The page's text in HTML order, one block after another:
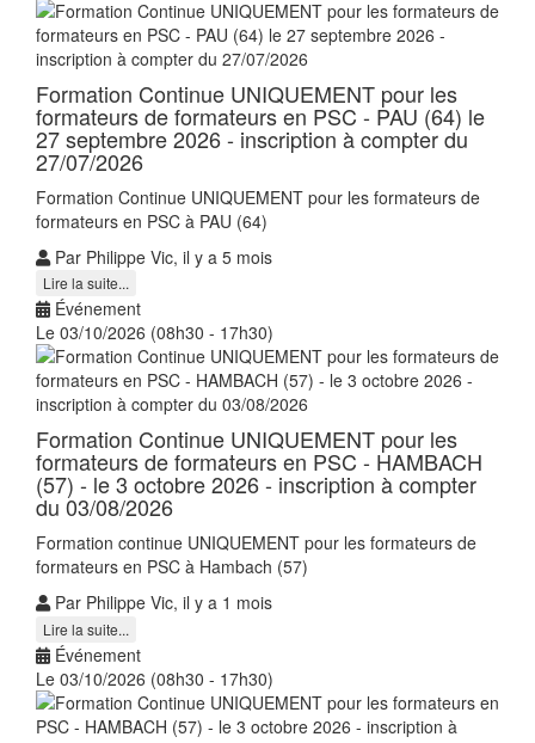
Formation Continue UNIQUEMENT pour les
formateurs de formateurs en PSC - PAU (64) le
27 septembre 2026 - inscription à compter du
27/07/2026
Formation Continue UNIQUEMENT pour les formateurs de
formateurs en PSC à PAU (64)
Par Philippe Vic, il y a 5 mois
Lire la suite...
Événement
Le 03/10/2026 (08h30 - 17h30)
Formation Continue UNIQUEMENT pour les
formateurs de formateurs en PSC - HAMBACH
(57) - le 3 octobre 2026 - inscription à compter
du 03/08/2026
Formation continue UNIQUEMENT pour les formateurs de
formateurs en PSC à Hambach (57)
Par Philippe Vic, il y a 1 mois
Lire la suite...
Événement
Le 03/10/2026 (08h30 - 17h30)